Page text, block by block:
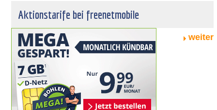
Aktionstarife bei freenetmobile
weiter